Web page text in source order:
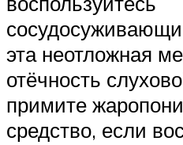
эта неотложная
отёчность
примите
средство, если